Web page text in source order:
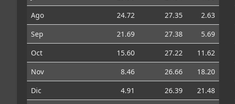
Ago
24.72 27.35
2.63
Sep
21.69 27.38
5.69
Oct
15.60 27.22
11.62
Nov
8.46 26.66
18.20
Dic
4.91 26.39
21.48